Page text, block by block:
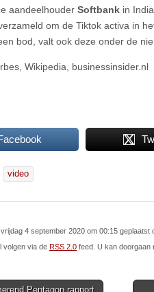
aandeelhouder Softbank in
om de Tiktok activa in
bod, valt ook deze onder de
Wikipedia, businessinsider.nl
video
4 september 2020 om 00:15 geplaatst
volgen via de RSS 2.0 feed. U kan doorgaan
Pentagon rapport